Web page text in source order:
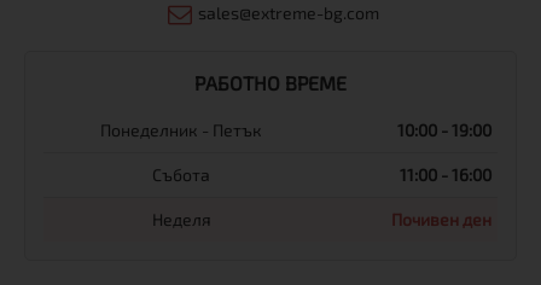
sales@extreme-bg.com
РАБОТНО ВРЕМЕ
Понеделник - Петък 10:00 - 19:00
Събота 11:00 - 16:00
Неделя Почивен ден